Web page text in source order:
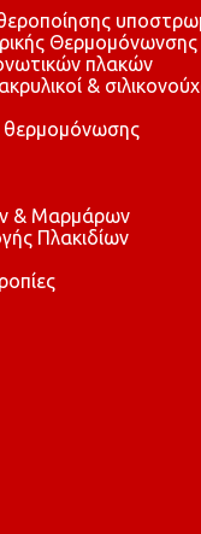
Θερμομόνωνσης
πλακών
&
& Μαρμάρων
Πλακιδίων